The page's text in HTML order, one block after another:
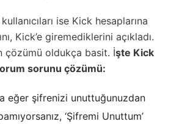
ise Kick hesaplarına
Kick’e giremediklerini açıkladı.
çözümü oldukça basit. İşte Kick
sorunu çözümü:
eğer şifrenizi unuttuğunuzdan
‘Şifremi Unuttum’